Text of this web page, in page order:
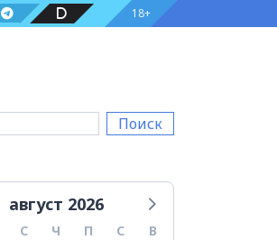
18+
Поиск
август 2026
С Ч П С
В